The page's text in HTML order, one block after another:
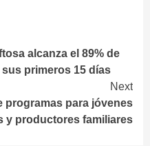
alcanza el 89% de
primeros 15 días
Next
programas para jóvenes
y productores familiares